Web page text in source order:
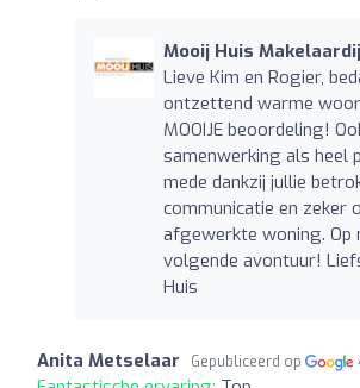
Mooij Huis Makelaardij
Lieve Kim en Rogier,
ontzettend warme
MOOIJE beoordeling!
samenwerking als heel
mede dankzij jullie
communicatie en zeker
afgewerkte woning. Op
volgende avontuur!
Huis
Anita Metselaar Gepubliceerd op